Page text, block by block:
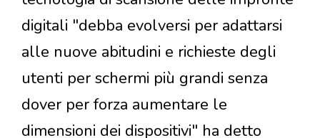
digitali "debba evolversi per adattarsi
alle nuove abitudini e richieste degli
utenti per schermi più grandi senza
dover per forza aumentare le
dimensioni dei dispositivi" ha detto